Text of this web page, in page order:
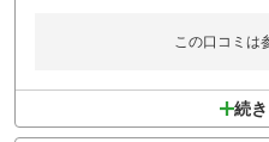
この口コミは
続